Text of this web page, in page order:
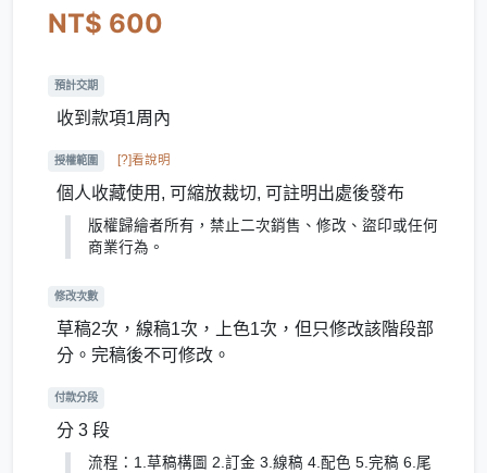
NT$ 600
預計交期
收到款項1周內
授權範圍 [?]看說明
個人收藏使用, 可縮放裁切, 可註明出處後發布
版權歸繪者所有，禁止二次銷售、修改、盜印或任何
商業行為。
修改次數
草稿2次，線稿1次，上色1次，但只修改該階段部
分。完稿後不可修改。
付款分段
分 3 段
流程：1.草稿構圖 2.訂金 3.線稿 4.配色 5.完稿 6.尾